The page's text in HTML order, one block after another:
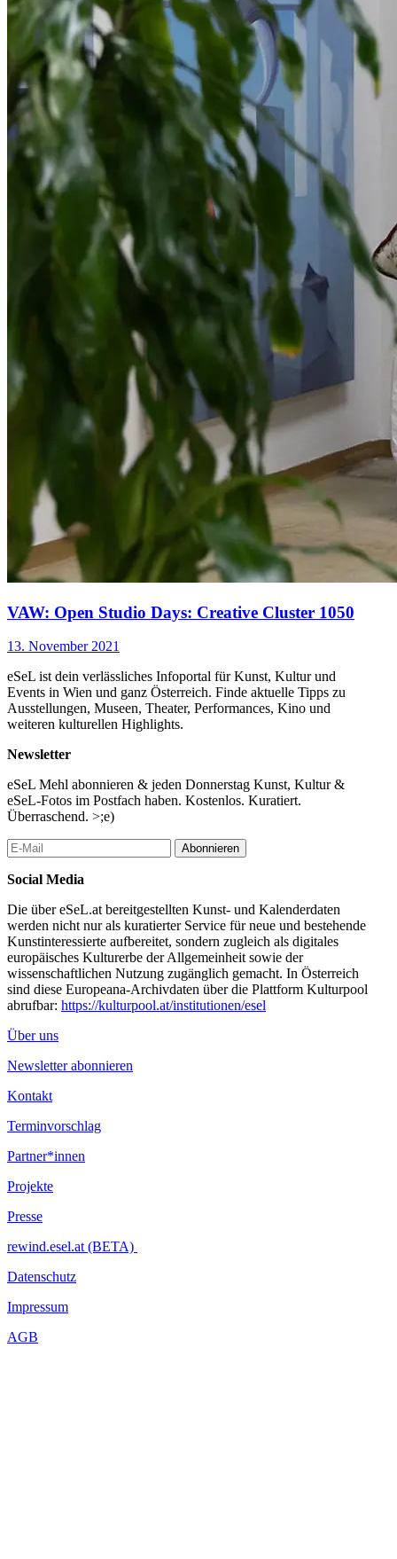
VAW: Open Studio Days: Creative Cluster 1050
13. November 2021
eSeL ist dein verlässliches Infoportal für Kunst, Kultur und
Events in Wien und ganz Österreich. Finde aktuelle Tipps zu
Ausstellungen, Museen, Theater, Performances, Kino und
weiteren kulturellen Highlights.
Newsletter
eSeL Mehl abonnieren & jeden Donnerstag Kunst, Kultur &
eSeL-Fotos im Postfach haben. Kostenlos. Kuratiert.
Überraschend. >;e)
Abonnieren
Social Media
Die über eSeL.at bereitgestellten Kunst- und Kalenderdaten
werden nicht nur als kuratierter Service für neue und bestehende
Kunstinteressierte aufbereitet, sondern zugleich als digitales
europäisches Kulturerbe der Allgemeinheit sowie der
wissenschaftlichen Nutzung zugänglich gemacht. In Österreich
sind diese Europeana-Archivdaten über die Plattform Kulturpool
abrufbar: https://kulturpool.at/institutionen/esel
Über uns
Newsletter abonnieren
Kontakt
Terminvorschlag
Partner*innen
Projekte
Presse
rewind.esel.at (BETA)
Datenschutz
Impressum
AGB